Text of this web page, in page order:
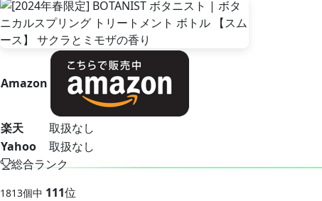
Amazon
楽天
取扱なし
Yahoo
取扱なし
総合ランク
1813個中 111位